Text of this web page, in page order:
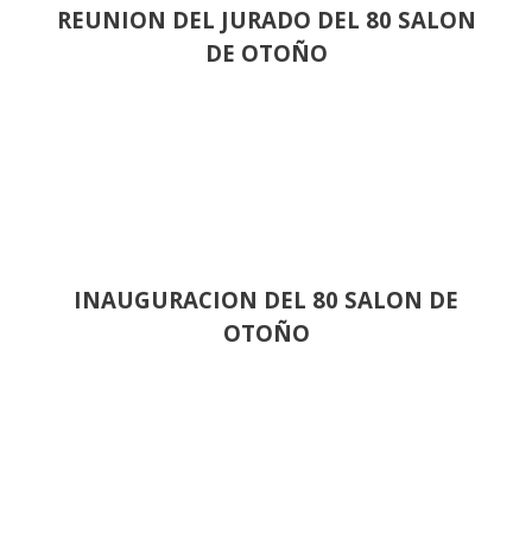
REUNION DEL JURADO DEL 80 SALON
DE OTOÑO
INAUGURACION DEL 80 SALON DE
OTOÑO